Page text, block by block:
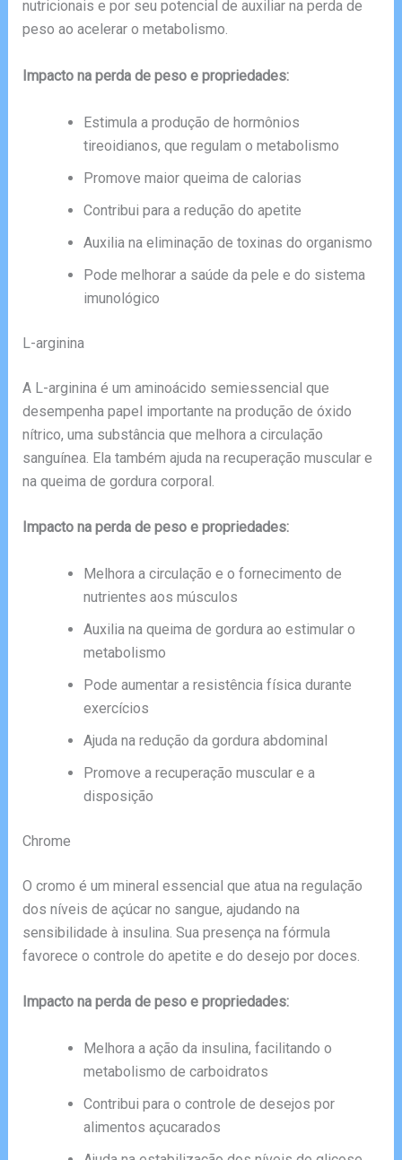
nutricionais e por seu potencial de auxiliar na perda de
peso ao acelerar o metabolismo.
Impacto na perda de peso e propriedades:
Estimula a produção de hormônios
tireoidianos, que regulam o metabolismo
Promove maior queima de calorias
Contribui para a redução do apetite
Auxilia na eliminação de toxinas do organismo
Pode melhorar a saúde da pele e do sistema
imunológico
L-arginina
A L-arginina é um aminoácido semiessencial que
desempenha papel importante na produção de óxido
nítrico, uma substância que melhora a circulação
sanguínea. Ela também ajuda na recuperação muscular e
na queima de gordura corporal.
Impacto na perda de peso e propriedades:
Melhora a circulação e o fornecimento de
nutrientes aos músculos
Auxilia na queima de gordura ao estimular o
metabolismo
Pode aumentar a resistência física durante
exercícios
Ajuda na redução da gordura abdominal
Promove a recuperação muscular e a
disposição
Chrome
O cromo é um mineral essencial que atua na regulação
dos níveis de açúcar no sangue, ajudando na
sensibilidade à insulina. Sua presença na fórmula
favorece o controle do apetite e do desejo por doces.
Impacto na perda de peso e propriedades:
Melhora a ação da insulina, facilitando o
metabolismo de carboidratos
Contribui para o controle de desejos por
alimentos açucarados